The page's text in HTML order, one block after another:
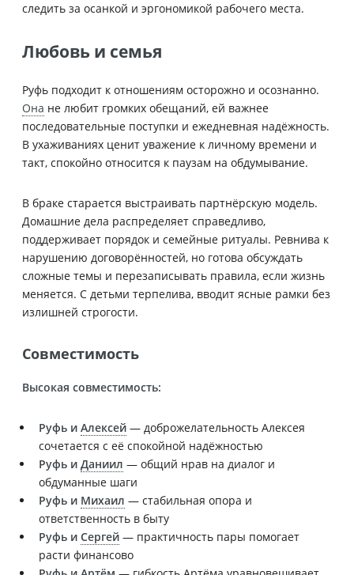
следить за осанкой и эргономикой рабочего места.
Любовь и семья
Руфь подходит к отношениям осторожно и осознанно.
Она не любит громких обещаний, ей важнее
последовательные поступки и ежедневная надёжность.
В ухаживаниях ценит уважение к личному времени и
такт, спокойно относится к паузам на обдумывание.
В браке старается выстраивать партнёрскую модель.
Домашние дела распределяет справедливо,
поддерживает порядок и семейные ритуалы. Ревнива к
нарушению договорённостей, но готова обсуждать
сложные темы и перезаписывать правила, если жизнь
меняется. С детьми терпелива, вводит ясные рамки без
излишней строгости.
Совместимость
Высокая совместимость:
Руфь и Алексей — доброжелательность Алексея
сочетается с её спокойной надёжностью
Руфь и Даниил — общий нрав на диалог и
обдуманные шаги
Руфь и Михаил — стабильная опора и
ответственность в быту
Руфь и Сергей — практичность пары помогает
расти финансово